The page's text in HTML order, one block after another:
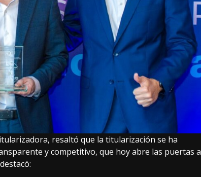
resaltó que la titularización se ha
y competitivo, que hoy abre las puertas a